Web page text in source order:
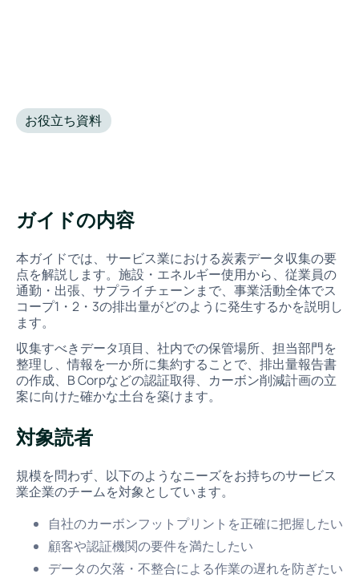
お役立ち資料
ガイドの内容
本ガイドでは、サービス業における炭素データ収集の要
点を解説します。施設・エネルギー使用から、従業員の
通勤・出張、サプライチェーンまで、事業活動全体でス
コープ1・2・3の排出量がどのように発生するかを説明し
ます。
収集すべきデータ項目、社内での保管場所、担当部門を
整理し、情報を一か所に集約することで、排出量報告書
の作成、B Corpなどの認証取得、カーボン削減計画の立
案に向けた確かな土台を築けます。
対象読者
規模を問わず、以下のようなニーズをお持ちのサービス
業企業のチームを対象としています。
自社のカーボンフットプリントを正確に把握したい
顧客や認証機関の要件を満たしたい
データの欠落・不整合による作業の遅れを防ぎたい